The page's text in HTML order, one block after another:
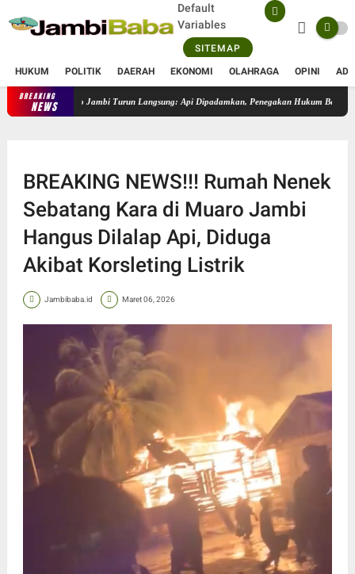
Default
Variables
SITEMAP
HUKUM POLITIK DAERAH EKONOMI OLAHRAGA OPINI
BREAKING
NEWS
Muaro Jambi Turun Langsung: Api Dipadamkan, Penegakan Hukum Berjalan
BREAKING NEWS!!! Rumah Nenek
Sebatang Kara di Muaro Jambi
Hangus Dilalap Api, Diduga
Akibat Korsleting Listrik
Jambibaba.id Maret 06, 2026